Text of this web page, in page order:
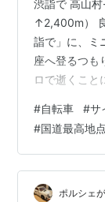
渋詣で 高山
↑2,400m）
詣で」に、ミ
座へ登るつも
ロで逝くこと
がる予報だけ
度までなので
ンダーは保温
バーは夏用を
で出発した（
#自転車 #サ
#国道最高地点
ポルシェ